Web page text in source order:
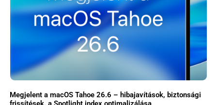
Megjelent a macOS Tahoe 26.6 – hibajavítások, biztonsági
Használt Apple
Apple szerviz